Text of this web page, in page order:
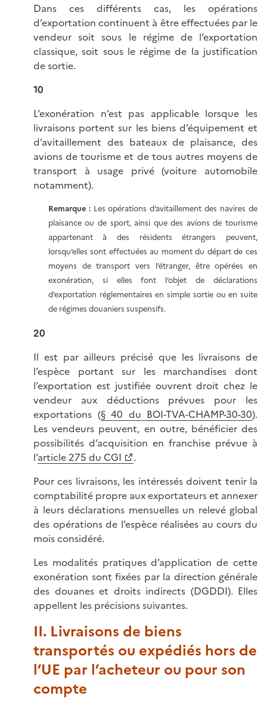
Dans ces différents cas, les opérations
d’exportation continuent à être effectuées par le
vendeur soit sous le régime de l’exportation
classique, soit sous le régime de la justification
de sortie.
10
L’exonération n’est pas applicable lorsque les
livraisons portent sur les biens d’équipement et
d’avitaillement des bateaux de plaisance, des
avions de tourisme et de tous autres moyens de
transport à usage privé (voiture automobile
notamment).
Remarque : Les opérations d’avitaillement des navires de
plaisance ou de sport, ainsi que des avions de tourisme
appartenant à des résidents étrangers peuvent,
lorsqu’elles sont effectuées au moment du départ de ces
moyens de transport vers l’étranger, être opérées en
exonération, si elles font l’objet de déclarations
d’exportation réglementaires en simple sortie ou en suite
de régimes douaniers suspensifs.
20
Il est par ailleurs précisé que les livraisons de
l’espèce portant sur les marchandises dont
l’exportation est justifiée ouvrent droit chez le
vendeur aux déductions prévues pour les
exportations (§ 40 du BOI-TVA-CHAMP-30-30).
Les vendeurs peuvent, en outre, bénéficier des
possibilités d’acquisition en franchise prévue à
l’article 275 du CGI
.
Pour ces livraisons, les intéressés doivent tenir la
comptabilité propre aux exportateurs et annexer
à leurs déclarations mensuelles un relevé global
des opérations de l’espèce réalisées au cours du
mois considéré.
Les modalités pratiques d’application de cette
exonération sont fixées par la direction générale
des douanes et droits indirects (DGDDI). Elles
appellent les précisions suivantes.
II. Livraisons de biens
transportés ou expédiés hors de
l’UE par l’acheteur ou pour son
compte